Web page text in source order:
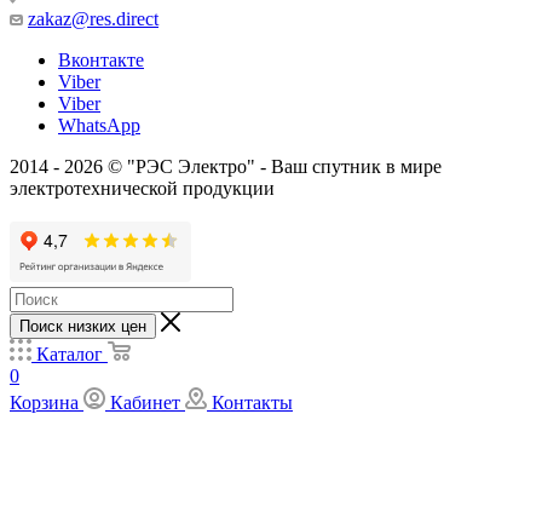
zakaz@res.direct
Вконтакте
Viber
Viber
WhatsApp
2014 - 2026 © "РЭС Электро" - Ваш спутник в мире
электротехнической продукции
Поиск низких цен
Каталог
0
Корзина
Кабинет Контакты